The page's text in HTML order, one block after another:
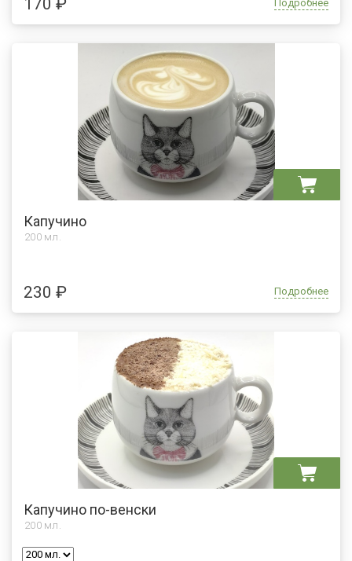
170 ₽ Подробнее
Капучино
200 мл.
230 ₽ Подробнее
Капучино по-венски
200 мл.